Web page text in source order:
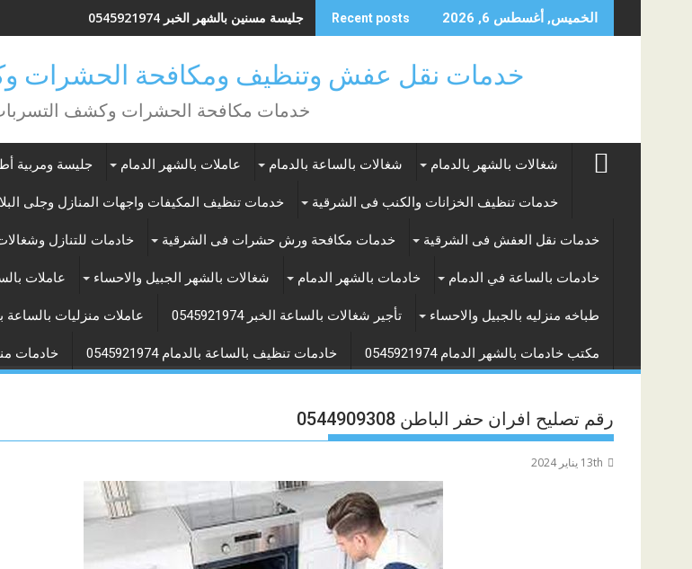
to
الخميس, أغسطس 6, 2026 Recent posts جليسة مسنين بالشهر الخبر 0545921974
خدمات نقل عفش وتنظيف ومكافحة الحشرات
خدمات مكافحة الحشرات وكشف
شغالات بالشهر بالدمام شغالات بالساعة بالدمام عاملات بالشهر الدمام جليسة ومربية
خدمات تنظيف الخزانات والكنب فى الشرقية خدمات تنظيف المكيفات واجهات المنازل وجلى
خدمات نقل العفش فى الشرقية خدمات مكافحة ورش حشرات فى الشرقية خادمات للتنازل
خادمات بالساعة في الدمام خادمات بالشهر الدمام شغالات بالشهر الجبيل والاحساء عاملات
طباخه منزليه بالجبيل والاحساء تأجير شغالات بالساعة الخبر 0545921974 عاملات منزليات بالساعة بالدمام
مكتب خادمات بالشهر الدمام 0545921974 خادمات تنظيف بالساعة بالدمام 0545921974 خادمات منازل
رقم تصليح افران حفر الباطن 0544909308
13th يناير 2024